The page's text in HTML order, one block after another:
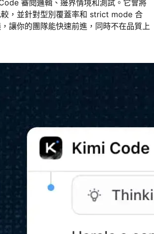
審閱邏輯、邊界情境和測試。它會將
，並針對型別覆蓋率和 strict mode 合
讓你的團隊能快速前進，同時不在品質上